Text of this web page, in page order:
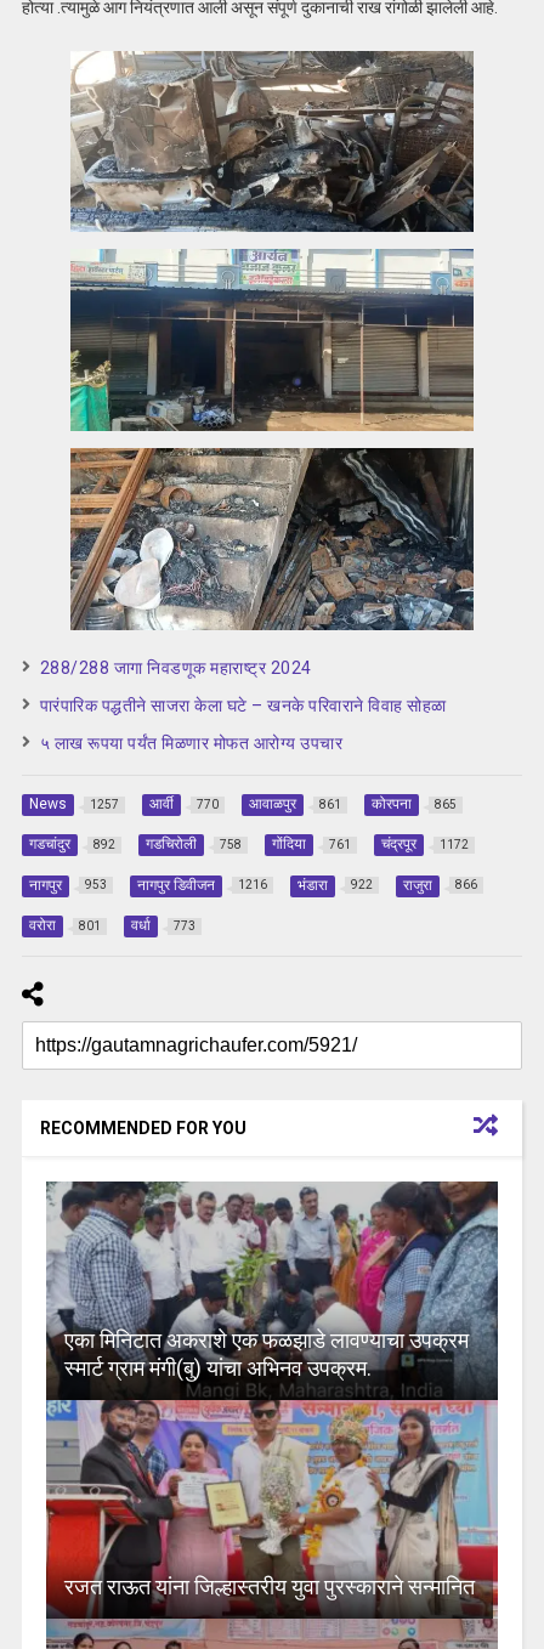
होत्या .त्यामुळे आग नियंत्रणात आली असून संपूर्ण दुकानाची राख रांगोळी झालेली आहे.
288/288 जागा निवडणूक महाराष्ट्र 2024
पारंपारिक पद्धतीने साजरा केला घटे – खनके परिवाराने विवाह सोहळा
५ लाख रूपया पर्यंत मिळणार मोफत आरोग्य उपचार
News 1257 आर्वी 770 आवाळपुर 861 कोरपना 865
गडचांदुर 892 गडचिरोली 758 गोंदिया 761 चंद्रपूर 1172
नागपुर 953 नागपुर डिवीजन 1216 भंडारा 922 राजुरा 866
वरोरा 801 वर्धा 773
RECOMMENDED FOR YOU
एका मिनिटात अकराशे एक फळझाडे लावण्याचा उपक्रम
स्मार्ट ग्राम मंगी(बु) यांचा अभिनव उपक्रम.
रजत राऊत यांना जिल्हास्तरीय युवा पुरस्काराने सन्मानित